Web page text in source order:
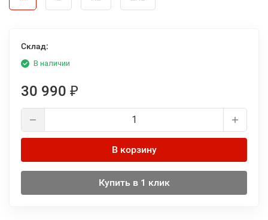
Склад:
В наличии
30 990 ₽
В корзину
Купить в 1 клик